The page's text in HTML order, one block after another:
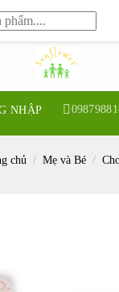
NHẬP
chủ / Mẹ và Bé /